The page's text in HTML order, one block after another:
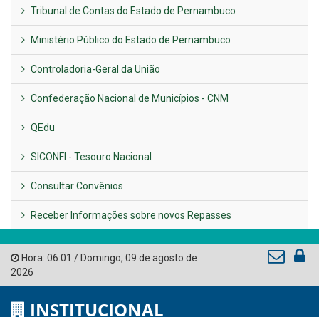
Previous
LINKS ÚTEIS
AMUPE
Governo de Pernambuco
Tribunal de Contas do Estado de Pernambuco
Ministério Público do Estado de Pernambuco
Controladoria-Geral da União